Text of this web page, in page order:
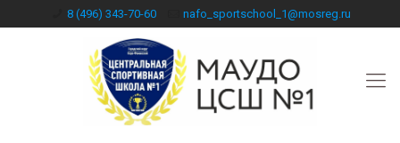
8 (496) 343-70-60 nafo_sportschool_1@mosreg.ru